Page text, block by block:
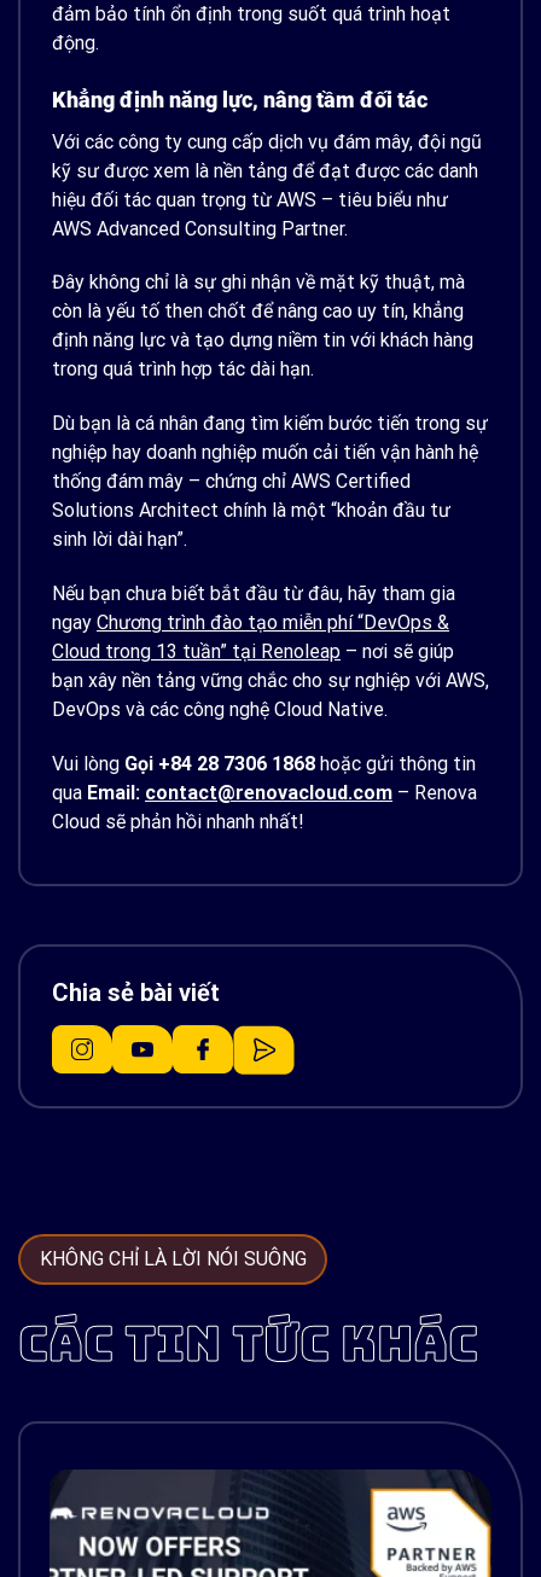
đảm bảo tính ổn định trong suốt quá trình hoạt
động.
Khẳng định năng lực, nâng tầm đối tác
Với các công ty cung cấp dịch vụ đám mây, đội ngũ
kỹ sư được xem là nền tảng để đạt được các danh
hiệu đối tác quan trọng từ AWS – tiêu biểu như
AWS Advanced Consulting Partner.
Đây không chỉ là sự ghi nhận về mặt kỹ thuật, mà
còn là yếu tố then chốt để nâng cao uy tín, khẳng
định năng lực và tạo dựng niềm tin với khách hàng
trong quá trình hợp tác dài hạn.
Dù bạn là cá nhân đang tìm kiếm bước tiến trong sự
nghiệp hay doanh nghiệp muốn cải tiến vận hành hệ
thống đám mây – chứng chỉ AWS Certified
Solutions Architect chính là một “khoản đầu tư
sinh lời dài hạn”.
Nếu bạn chưa biết bắt đầu từ đâu, hãy tham gia
ngay Chương trình đào tạo miễn phí “DevOps &
Cloud trong 13 tuần” tại Renoleap – nơi sẽ giúp
bạn xây nền tảng vững chắc cho sự nghiệp với AWS,
DevOps và các công nghệ Cloud Native.
Vui lòng Gọi +84 28 7306 1868 hoặc gửi thông tin
qua Email: contact@renovacloud.com – Renova
Cloud sẽ phản hồi nhanh nhất!
Chia sẻ bài viết
KHÔNG CHỈ LÀ LỜI NÓI SUÔNG
CÁC TIN TỨC KHÁC